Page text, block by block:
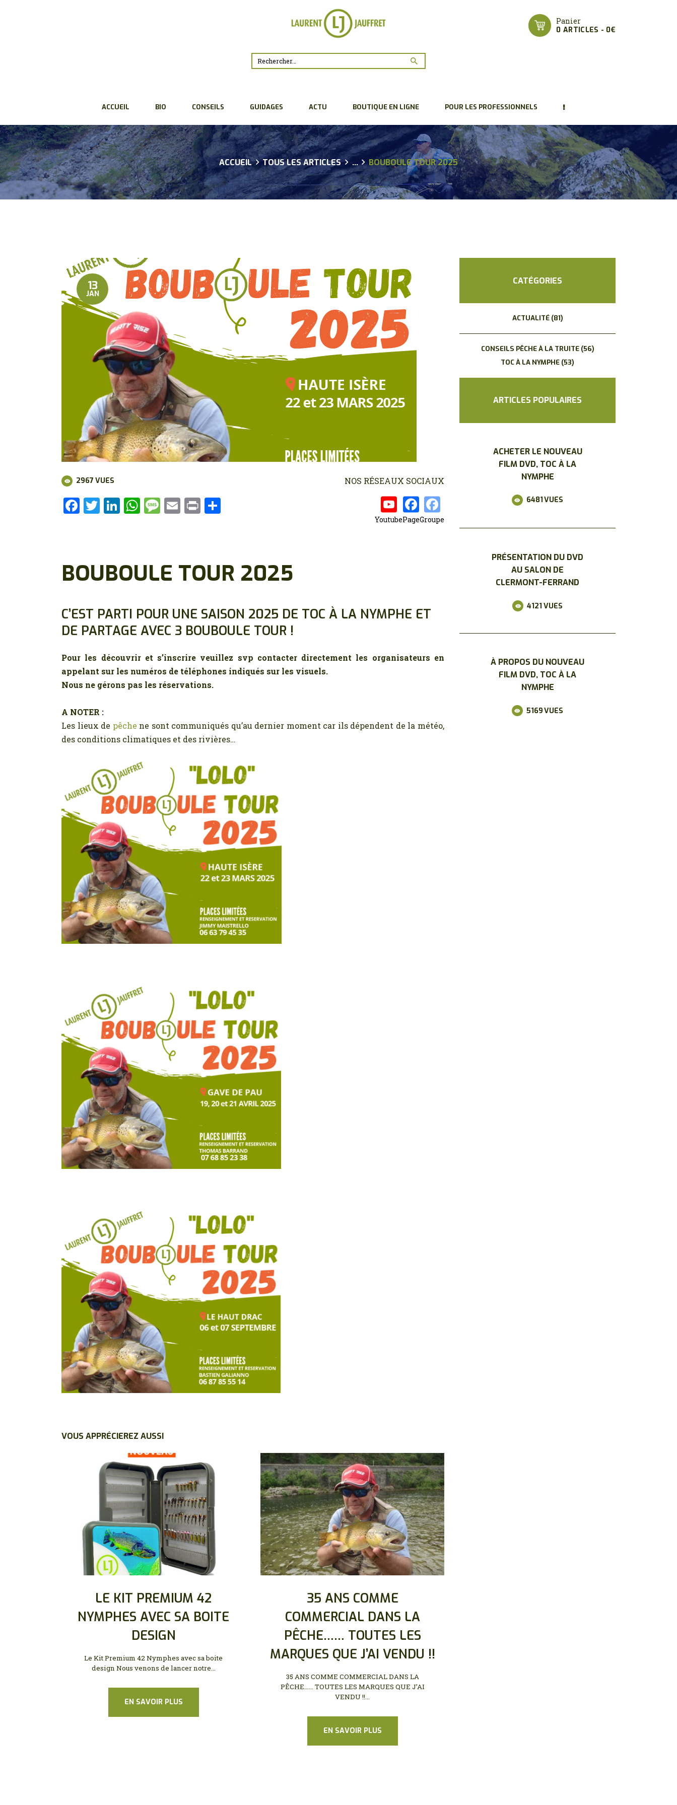
Panier
0 ARTICLES - 0€
Rechercher :
ACCUEIL BIO CONSEILS GUIDAGES ACTU BOUTIQUE EN LIGNE POUR LES PROFESSIONNELS
ACCUEIL TOUS LES ARTICLES ... BOUBOULE TOUR 2025
CONSEILS
ACTU
BOUTIQUE EN LIGNE
POUR LES
PROFESSIONNELS
MA LISTE D’ENVIE
MON COMPTE
13
JAN
2967 VUES
F
a
o
o
T
w
r
Li
n
dI
n
W
h
A
p
M
es
g
e
E
m
P
ri
er
NOS RÉSEAUX SOCIAUX
YoutubePageGroupe
BOUBOULE TOUR 2025
C’EST PARTI POUR UNE SAISON 2025 DE TOC À LA NYMPHE ET
DE PARTAGE AVEC 3 BOUBOULE TOUR !
Pour les découvrir et s’inscrire veuillez svp contacter directement les organisateurs en
appelant sur les numéros de téléphones indiqués sur les visuels.
Nous ne gérons pas les réservations.
A NOTER :
Les lieux de pêche ne sont communiqués qu’au dernier moment car ils dépendent de la météo,
des conditions climatiques et des rivières…
VOUS APPRÉCIEREZ AUSSI
LE KIT PREMIUM 42
NYMPHES AVEC SA BOITE
DESIGN
Le Kit Premium 42 Nymphes avec sa boite
design Nous venons de lancer notre...
EN SAVOIR PLUS
35 ANS COMME
COMMERCIAL DANS LA
PÊCHE…… TOUTES LES
MARQUES QUE J’AI VENDU !!
35 ANS COMME COMMERCIAL DANS LA
PÊCHE…… TOUTES LES MARQUES QUE J’AI
VENDU !!...
EN SAVOIR PLUS
CATÉGORIES
ACTUALITÉ(81)
CONSEILS PÊCHE À LA TRUITE(56)
TOC À LA NYMPHE (53)
ARTICLES POPULAIRES
ACHETER LE NOUVEAU
FILM DVD, TOC À LA
NYMPHE
6481VUES
PRÉSENTATION DU DVD
AU SALON DE
CLERMONT-FERRAND
4121 VUES
À PROPOS DU NOUVEAU
FILM DVD, TOC À LA
NYMPHE
5169VUES